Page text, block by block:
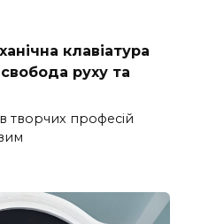
клавіатура
руху та
творчих професій